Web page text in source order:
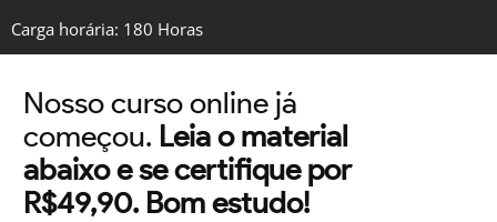
Carga horária: 180 Horas
Nosso curso online já
começou. Leia o material
abaixo e se certifique por
R$49,90. Bom estudo!